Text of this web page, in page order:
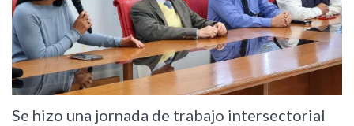
Se hizo una jornada de trabajo intersectorial